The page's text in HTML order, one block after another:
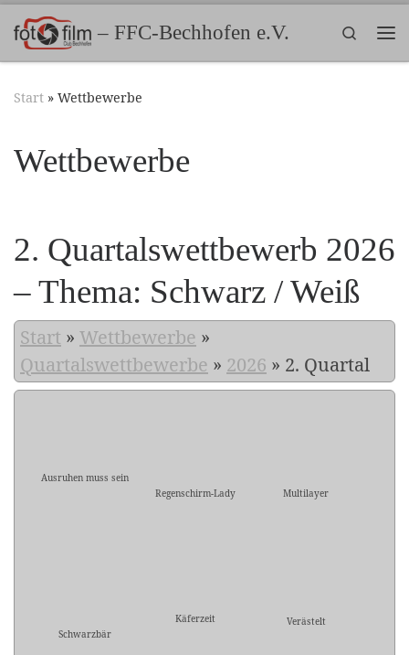
Zum Inhalt springen– FFC-Bechhofen e.V.
Search
Start » Wettbewerbe
Wettbewerbe
2. Quartalswettbewerb 2026
– Thema: Schwarz / Weiß
Start » Wettbewerbe »
Quartalswettbewerbe » 2026 » 2. Quartal
Ausruhen muss sein
Regenschirm-Lady
Multilayer
Schwarzbär
Käferzeit Verästelt